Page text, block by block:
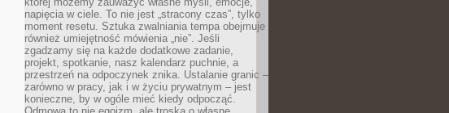
napięcia w ciele. To nie jest „stracony czas”, tylko
moment resetu. Sztuka zwalniania tempa obejmuje
również umiejętność mówienia „nie”. Jeśli
zgadzamy się na każde dodatkowe zadanie,
projekt, spotkanie, nasz kalendarz puchnie, a
przestrzeń na odpoczynek znika. Ustalanie granic –
zarówno w pracy, jak i w życiu prywatnym – jest
konieczne, by w ogóle mieć kiedy odpocząć.